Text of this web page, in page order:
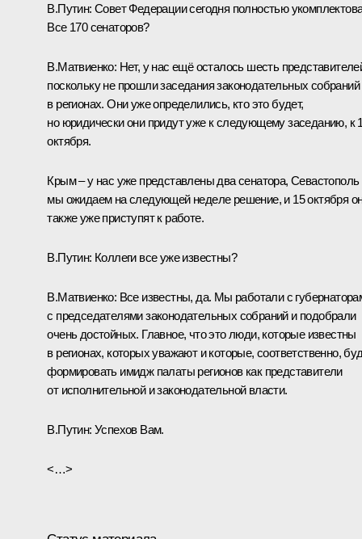
В.Путин: Совет Федерации сегодня полностью
Все 170 сенаторов?
В.Матвиенко: Нет, у нас ещё осталось шесть
поскольку не прошли заседания законодательных собраний
в регионах. Они уже определились, кто это будет,
но юридически они придут уже к следующему заседанию, к
октября.
Крым – у нас уже представлены два сенатора, Севастополь
мы ожидаем на следующей неделе решение, и 15 октября
также уже приступят к работе.
В.Путин: Коллеги все уже известны?
В.Матвиенко: Все известны, да. Мы работали с
с председателями законодательных собраний и подобрали
очень достойных. Главное, что это люди, которые известны
в регионах, которых уважают и которые, соответственно,
формировать имидж палаты регионов как представители
от исполнительной и законодательной власти.
В.Путин: Успехов Вам.
<…>